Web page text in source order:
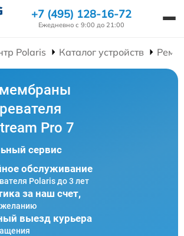
+7 (495) 128-16-72
Ежедневно с 9:00 до 21:00
Polaris Каталог устройств
Pro 7
сервис
обслуживание
Polaris до 3 лет
за наш счет,
выезд курьера